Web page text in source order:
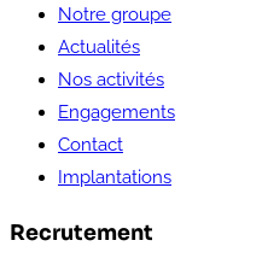
Notre groupe
Actualités
Nos activités
Engagements
Contact
Implantations
Recrutement